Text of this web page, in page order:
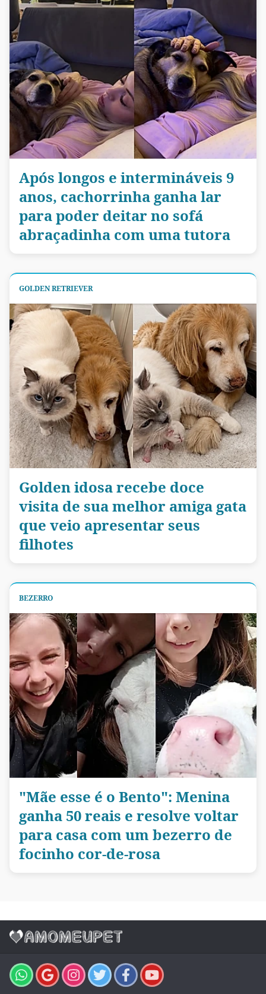
Após longos e intermináveis 9
anos, cachorrinha ganha lar
para poder deitar no sofá
abraçadinha com uma tutora
GOLDEN RETRIEVER
Golden idosa recebe doce
visita de sua melhor amiga gata
que veio apresentar seus
filhotes
BEZERRO
"Mãe esse é o Bento": Menina
ganha 50 reais e resolve voltar
para casa com um bezerro de
focinho cor-de-rosa